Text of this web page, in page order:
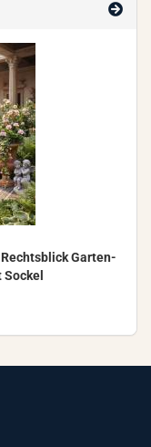
Rechts­blick Gar­ten­